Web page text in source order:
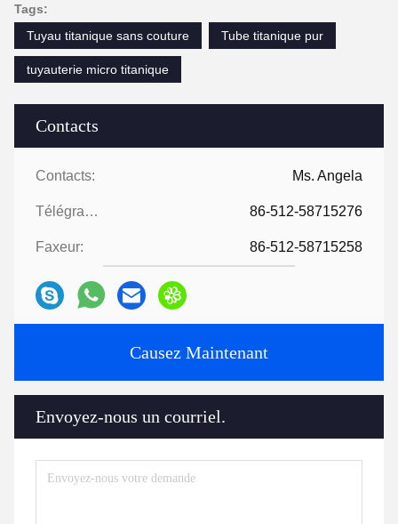
Contacts
Contacts: Ms. Angela
Télégramme: 86-512-58715276
Faxeur: 86-512-58715258
Causez Maintenant
Envoyez-nous un courriel.
Tags:
Tuyau titanique sans couture
Tube titanique pur
tuyauterie micro titanique